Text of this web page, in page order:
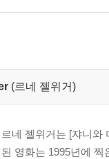
(르네 젤위거)
네 젤위거는 [쟈니
영화는 1995년에